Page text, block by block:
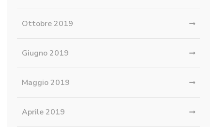
Ottobre 2019
Giugno 2019
Maggio 2019
Aprile 2019